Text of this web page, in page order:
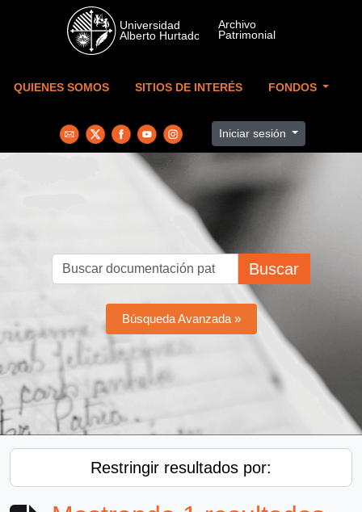
Skip to main content
QUIENES SOMOS SITIOS DE INTERÉS FONDOS
Iniciar sesión
Buscar
Búsqueda Avanzada »
Restringir resultados por: